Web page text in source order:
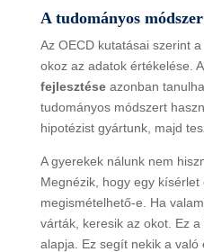
A tudományos
Az OECD kutatásai szerint
okoz az adatok értékelése. A
fejlesztéseazonban
tudományos módszert
hipotézist gyártunk, majd
A gyerekek nálunk nem
Megnézik, hogy egy kísérlet
megismételhető-e. Ha
várták, keresik az okot. Ez
alapja. Ez segít nekik a való